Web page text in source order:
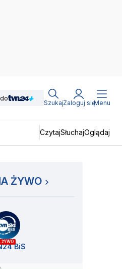
SzukajZaloguj sięMenu
CzytajSłuchajOglądaj
ŻYWO
ŻYWO
BiS